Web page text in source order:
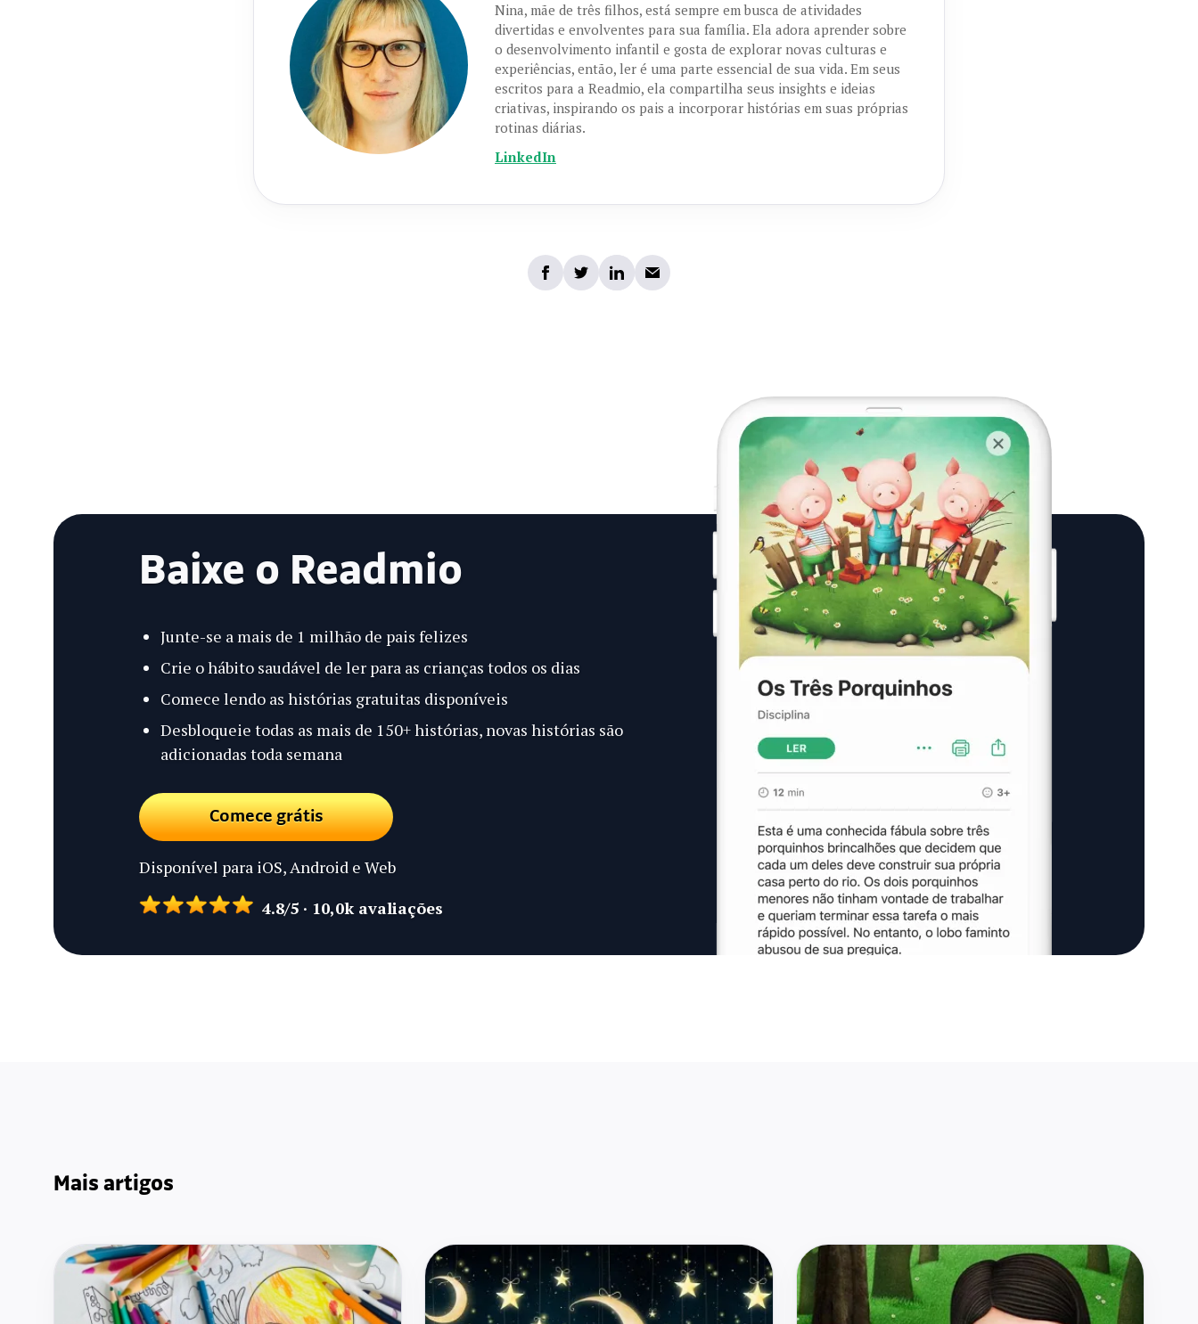
Nina, mãe de três filhos, está sempre em busca de atividades
divertidas e envolventes para sua família. Ela adora aprender sobre
o desenvolvimento infantil e gosta de explorar novas culturas e
experiências, então, ler é uma parte essencial de sua vida. Em seus
escritos para a Readmio, ela compartilha seus insights e ideias
criativas, inspirando os pais a incorporar histórias em suas próprias
rotinas diárias.
LinkedIn
Baixe o Readmio
Junte-se a mais de 1 milhão de pais felizes
Crie o hábito saudável de ler para as crianças todos os dias
Comece lendo as histórias gratuitas disponíveis
Desbloqueie todas as mais de 150+ histórias, novas histórias são
adicionadas toda semana
Comece grátis
Disponível para iOS, Android e Web
4.8/5 · 10,0k avaliações
Mais artigos